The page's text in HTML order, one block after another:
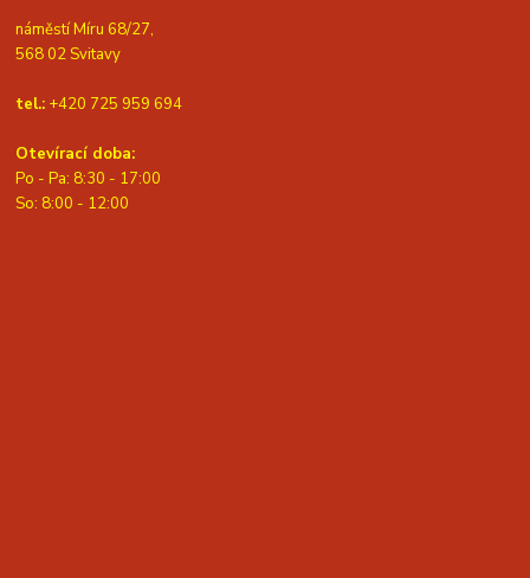
náměstí Míru 68/27,
568 02 Svitavy
tel.: +420 725 959 694
Otevírací doba:
Po - Pa: 8:30 - 17:00
So: 8:00 - 12:00